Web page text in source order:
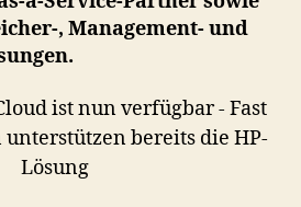
, Management- und